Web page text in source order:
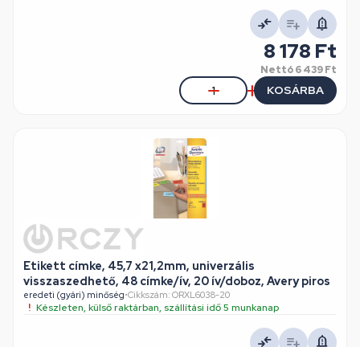
8 178 Ft
Nettó6 439 Ft
KOSÁRBA
Etikett címke, 45,7 x21,2mm, univerzális
visszaszedhető, 48 címke/ív, 20 ív/doboz, Avery piros
eredeti (gyári) minőség•Cikkszám: ORXL6038-20
Készleten, külső raktárban, szállítási idő 5 munkanap